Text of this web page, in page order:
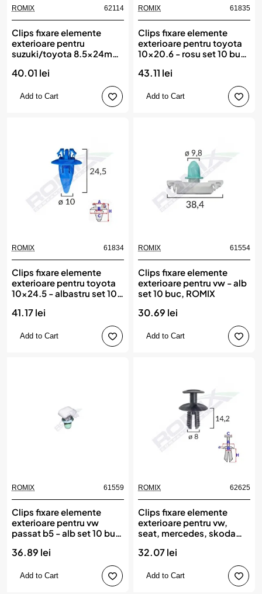
ROMIX 62114
Clips fixare elemente
exterioare pentru
suzuki/toyota 8.5x24mm
40.01 lei
Add to Cart
ROMIX 61835
Clips fixare elemente
exterioare pentru toyota
10x20.6 - rosu set 10 buc,
43.11 lei
Add to Cart
ROMIX 61834
Clips fixare elemente
exterioare pentru toyota
10x24.5 - albastru set 10
41.17 lei
Add to Cart
ROMIX 61554
Clips fixare elemente
exterioare pentru vw - alb
set 10 buc, ROMIX
30.69 lei
Add to Cart
ROMIX 61559
Clips fixare elemente
exterioare pentru vw
passat b5 - alb set 10 buc,
36.89 lei
Add to Cart
New
ROMIX 62625
Clips fixare elemente
exterioare pentru vw,
seat, mercedes, skoda
10buc, ROMIX
32.07 lei
Add to Cart